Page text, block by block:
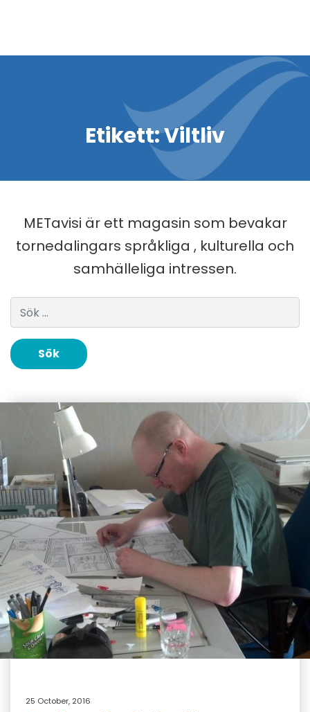
Etikett:Viltliv
METavisi är ett magasin som bevakar
tornedalingars språkliga , kulturella och
samhälleliga intressen.
Sök efter:
25 October, 2016